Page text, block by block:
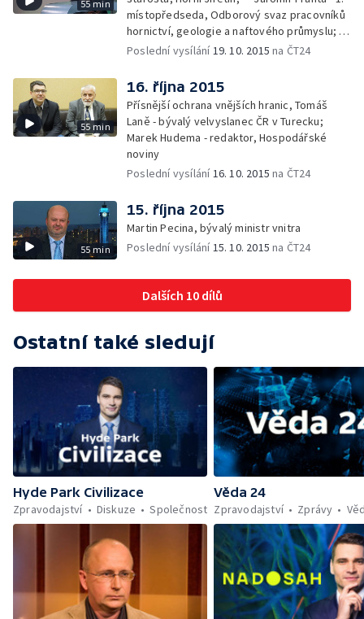
55 min
místopředseda, Odborový svaz pracovníků
hornictví, geologie a naftového průmyslu; —
Gabriela Sáričková Benešová - mluvčí
Poslední vysílání19. 10. 2015 na ČT24
55 min
16. října 2015
Přísnější ochrana vnějších hranic, Tomáš
Laně - bývalý velvyslanec ČR v Turecku;
Marek Hudema - redaktor, Hospodářské
noviny
Poslední vysílání16. 10. 2015 na ČT24
55 min
15. října 2015
Martin Pecina, bývalý ministr vnitra
Poslední vysílání15. 10. 2015 na ČT24
Dalších 10 dílů
Ostatní také sledují
Hyde Park Civilizace
Zpravodajství
Diskuze Společnost
Věda 24
Zpravodajství
Zprávy